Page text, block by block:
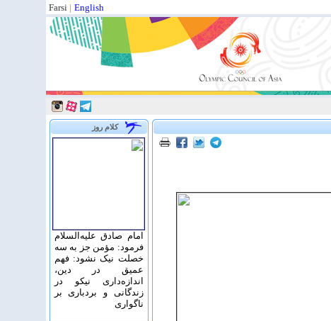
Farsi | English
کلام روز
امام صادق علیه‌السلام
فرمود: مؤمن جز به سه
خصلت نیک نشود: فهم
عمیق در دین،
اندازه‌دارى نیکو در
زندگانى و بردبارى بر
ناگوارى